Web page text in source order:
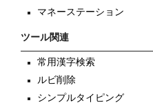
マネーステーション
ツール関連
常用漢字検索
ルビ削除
シンプルタイピング